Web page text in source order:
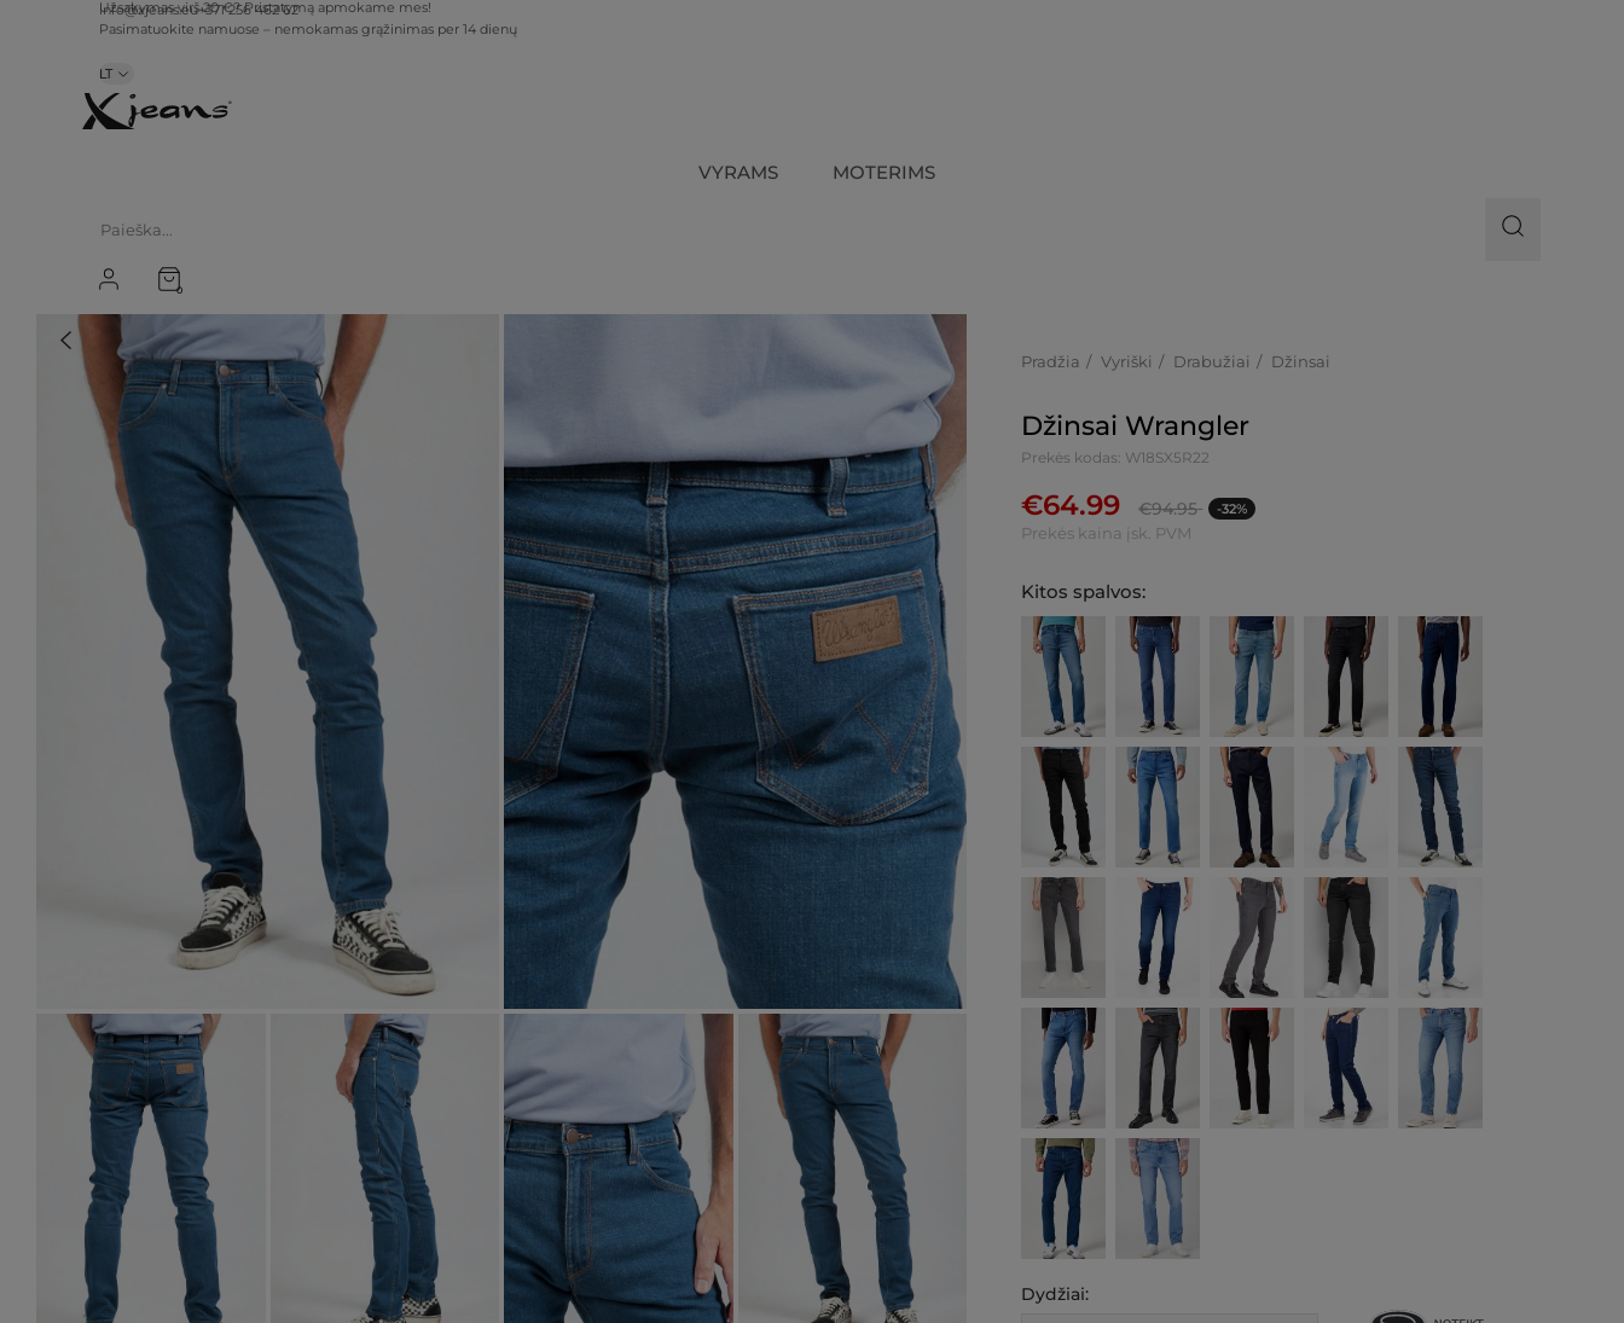
info@xjeans.eu+371 256 462 62
Užsakymas virš 20 €? Pristatymą apmokame mes!
LT
VYRAMS MOTERIMS
0
Pradžia Vyriški Drabužiai Džinsai
Džinsai Wrangler
Prekės kodas: W18SX5R22
€64.99 €94.95 -32%
Prekės kaina įsk. PVM
Kitos spalvos:
Dydžiai: